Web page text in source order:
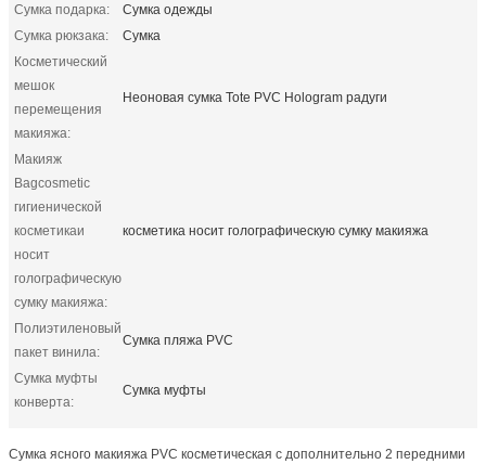
Сумка подарка:
Сумка одежды
Сумка рюкзака:
Сумка
Косметический
мешок
перемещения
макияжа:
Неоновая сумка Tote PVC Hologram радуги
Макияж
Bagcosmetic
гигиенической
косметикаи
носит
голографическую
сумку макияжа:
косметика носит голографическую сумку макияжа
Полиэтиленовый
пакет винила:
Сумка пляжа PVC
Сумка муфты
конверта:
Сумка муфты
Сумка ясного макияжа PVC косметическая с дополнительно 2 передними